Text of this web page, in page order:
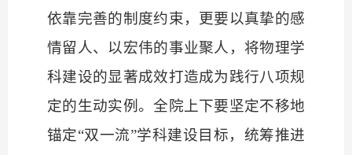
依靠完善的制度约束，更要以真挚的感
情留人、以宏伟的事业聚人，将物理学
科建设的显著成效打造成为践行八项规
定的生动实例。全院上下要坚定不移地
锚定“双一流”学科建设目标，统筹推进